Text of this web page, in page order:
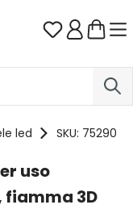
Hai 0
led SKU: 75290
uso
fiamma 3D